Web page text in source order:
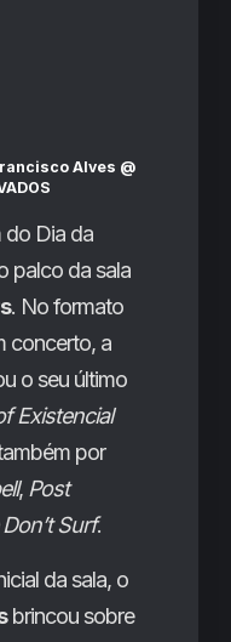
Alves @
do Dia da
palco da sala
. No formato
concerto, a
o seu último
Existencial
por
, Post
Surf.
da sala, o
brincou sobre